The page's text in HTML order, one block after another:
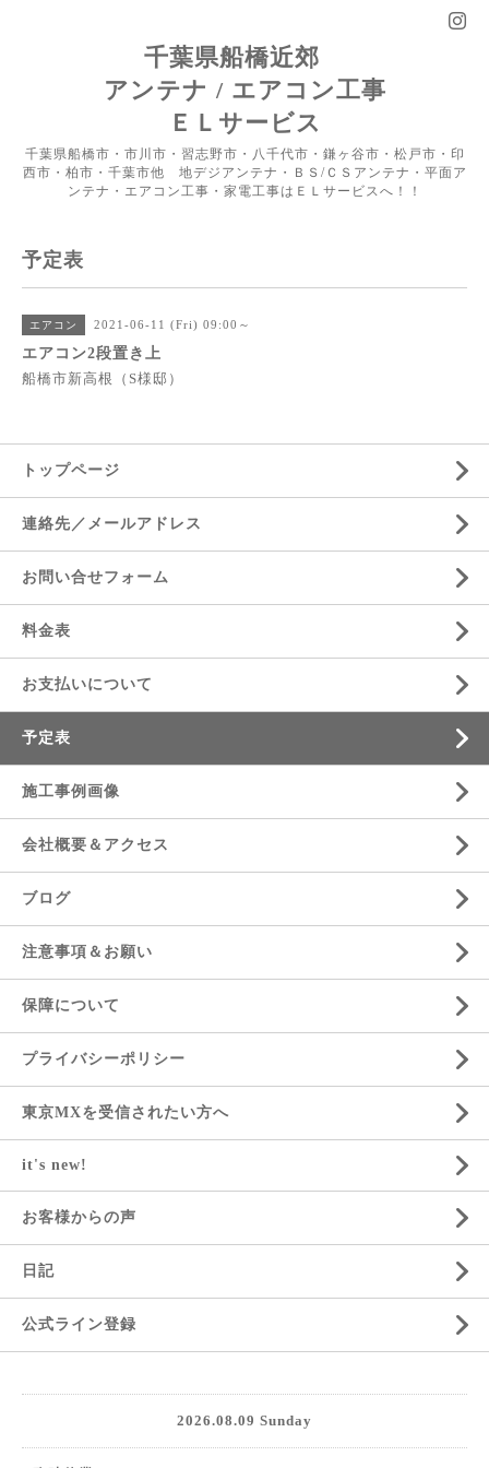
千葉県船橋近郊
アンテナ / エアコン工事
ＥＬサービス
千葉県船橋市・市川市・習志野市・八千代市・鎌ヶ谷市・松戸市・印
西市・柏市・千葉市他 地デジアンテナ・ＢＳ/ＣＳアンテナ・平面ア
ンテナ・エアコン工事・家電工事はＥＬサービスへ！！
予定表
エアコン 2021-06-11 (Fri) 09:00～
エアコン2段置き上
船橋市新高根（S様邸）
トップページ
連絡先／メールアドレス
お問い合せフォーム
料金表
お支払いについて
予定表
施工事例画像
会社概要＆アクセス
ブログ
注意事項＆お願い
保障について
プライバシーポリシー
東京MXを受信されたい方へ
it's new!
お客様からの声
日記
公式ライン登録
2026.08.09 Sunday